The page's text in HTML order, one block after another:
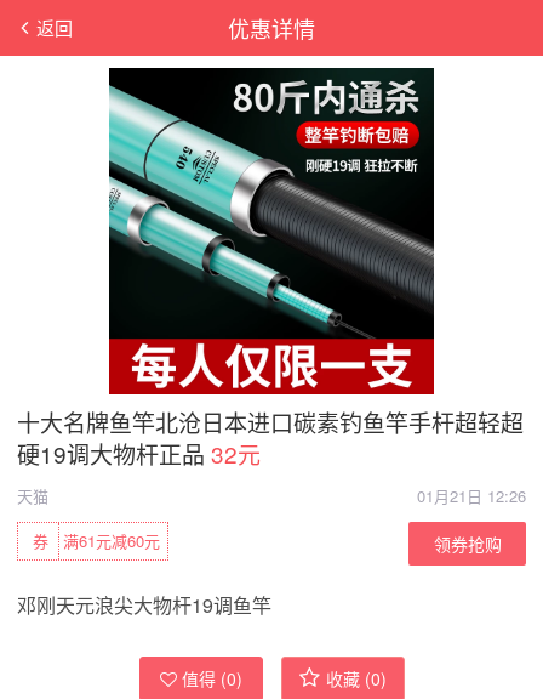
优惠详情
返回
十大名牌鱼竿北沧日本进口碳素钓鱼竿手杆超轻超
硬19调大物杆正品 32元
天猫
01月21日 12:26
满61元减60元
券 领券抢购
邓刚天元浪尖大物杆19调鱼竿
值得 (0) 收藏 (0)